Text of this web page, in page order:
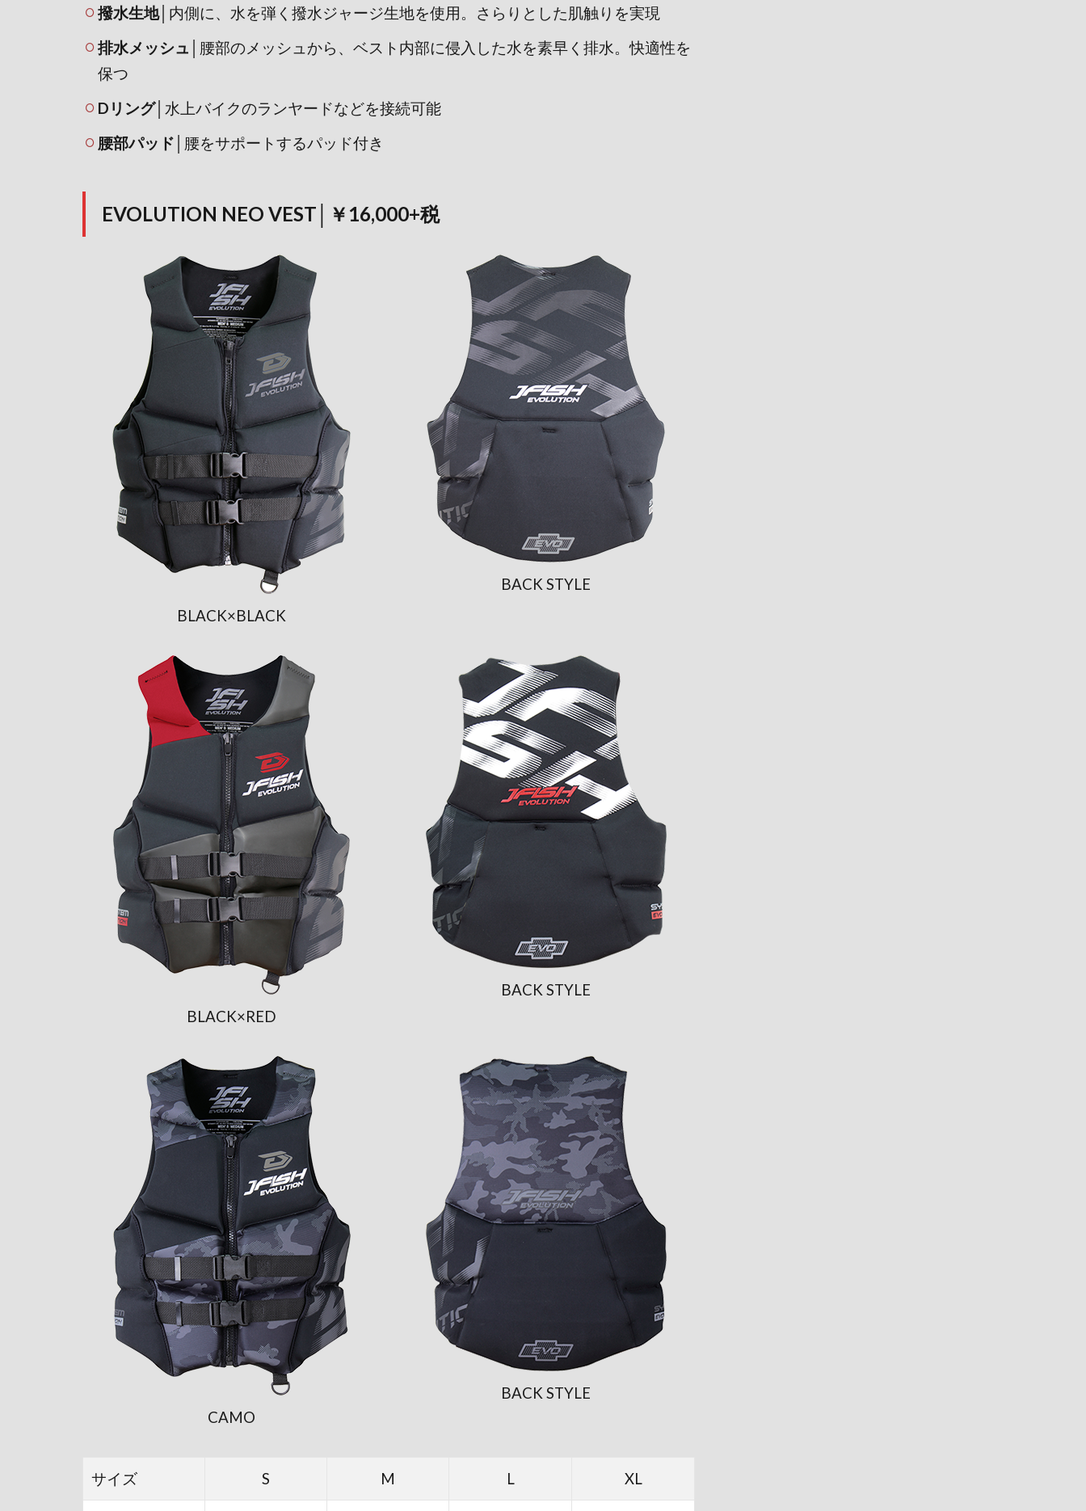
撥水生地│内側に、水を弾く撥水ジャージ生地を使用。さらりとした肌触りを実現
排水メッシュ │腰部のメッシュから、ベスト内部に侵入した水を素早く排水。快適性を
保つ
Dリング│水上バイクのランヤードなどを接続可能
腰部パッド │腰をサポートするパッド付き
EVOLUTION NEO VEST│￥16,000+税
BLACK×BLACK
BACK STYLE
BLACK×RED
BACK STYLE
CAMO
BACK STYLE
サイズ S M L XL